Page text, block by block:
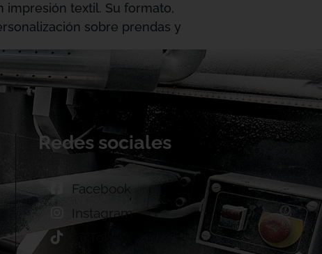
impresión textil. Su formato,
sobre prendas y
Redes sociales
Facebook
Instagram